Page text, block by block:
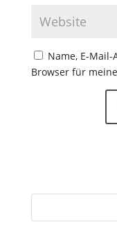
Name, E-
Browser für